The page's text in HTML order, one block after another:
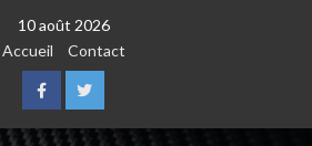
10 août 2026
Accueil
Contact
FacebookTwitter